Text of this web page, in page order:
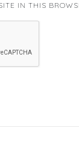
IN THIS